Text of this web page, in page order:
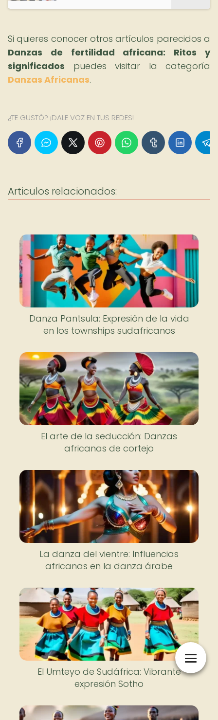
Si quieres conocer otros artículos parecidos a
Danzas de fertilidad africana: Ritos y
significados puedes visitar la categoría
Danzas Africanas.
¿TE GUSTÓ? ¡DALE VOZ EN TUS REDES!
Articulos relacionados:
Danza Pantsula: Expresión de la vida
en los townships sudafricanos
El arte de la seducción: Danzas
africanas de cortejo
La danza del vientre: Influencias
africanas en la danza árabe
El Umteyo de Sudáfrica: Vibrante
expresión Sotho